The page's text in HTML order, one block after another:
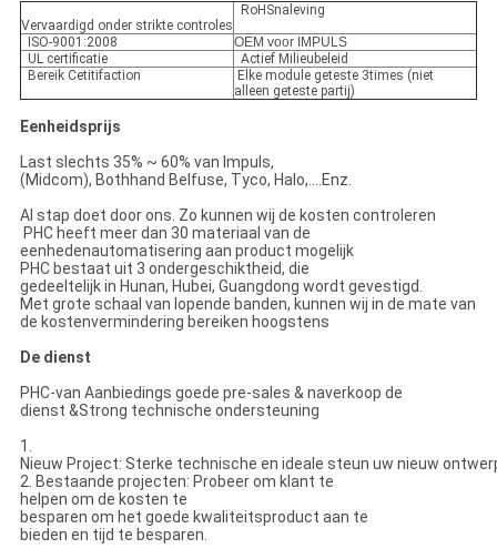
Vervaardigd onder strikte controles
RoHSnaleving
ISO-9001:2008
OEM voor IMPULS
UL certificatie
Actief Milieubeleid
Bereik Cetitifaction
Elke module geteste 3times (niet
alleen geteste partij)
Eenheidsprijs
Last slechts 35% ~ 60% van Impuls,
(Midcom), Bothhand Belfuse, Tyco, Halo,….Enz.
Al stap doet door ons. Zo kunnen wij de kosten controleren
PHC heeft meer dan 30 materiaal van de
eenhedenautomatisering aan product mogelijk
PHC bestaat uit 3 ondergeschiktheid, die
gedeeltelijk in Hunan, Hubei, Guangdong wordt gevestigd.
Met grote schaal van lopende banden, kunnen wij in de mate van
de kostenvermindering bereiken hoogstens
De dienst
PHC-van Aanbiedings goede pre-sales & naverkoop de
dienst &Strong technische ondersteuning
1.
Nieuw Project: Sterke technische en ideale steun uw nieuw
2. Bestaande projecten: Probeer om klant te
helpen om de kosten te
besparen om het goede kwaliteitsproduct aan te
bieden en tijd te besparen.